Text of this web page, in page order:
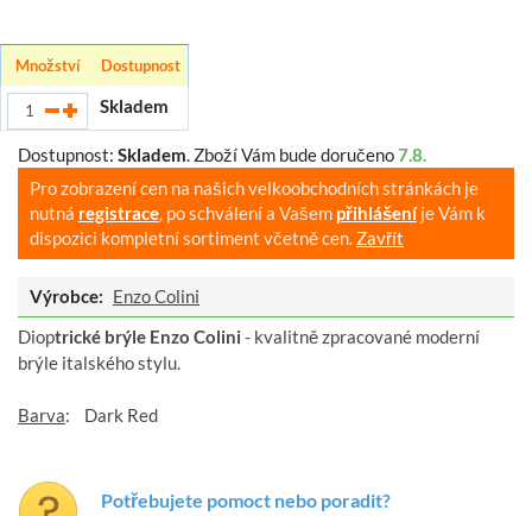
Množství Dostupnost
Skladem
Dostupnost: Skladem. Zboží Vám bude doručeno7.8.
Pro zobrazení cen na našich velkoobchodních stránkách je
nutná registrace, po schválení a Vašem přihlášeníje Vám k
dispozici kompletní sortiment včetně cen. Zavřít
Výrobce: Enzo Colini
Dioptrické brýle Enzo Colini - kvalitně zpracované moderní
brýle italského stylu.
Barva: Dark Red
Potřebujete pomoct nebo poradit?